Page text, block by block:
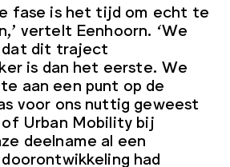
fase is het tijd om echt te
vertelt Eenhoorn. ‘We
dat dit traject
is dan het eerste. We
aan een punt op de
voor ons nuttig geweest
of Urban Mobility bij
deelname al een
had